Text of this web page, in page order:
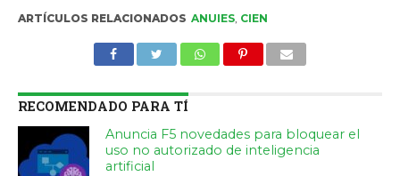
ARTÍCULOS RELACIONADOS ANUIES, CIEN
RECOMENDADO PARA TÍ
Anuncia F5 novedades para bloquear el
uso no autorizado de inteligencia
artificial